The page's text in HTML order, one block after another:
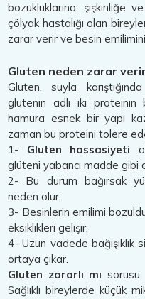
bozukluklarına, şişkinliğe
çölyak hastalığı olan
zarar verir ve besin
Gluten neden zarar
Gluten, suyla
glutenin adlı iki proteinin
hamura esnek bir yapı
zaman bu proteini tolere
1- Gluten hassasiyeti
glüteni yabancı madde gibi
2- Bu durum bağırsak
neden olur.
3- Besinlerin emilimi
eksiklikleri gelişir.
4- Uzun vadede
ortaya çıkar.
Gluten zararlı mı
Sağlıklı bireylerde küçük